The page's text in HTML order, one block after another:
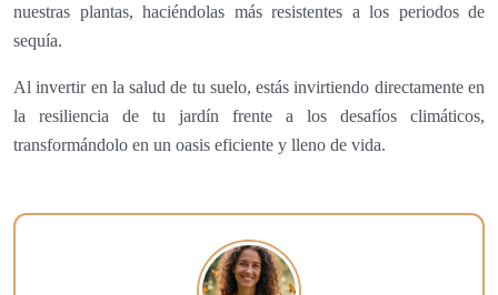
nuestras plantas, haciéndolas más resistentes a los periodos de
sequía.
Al invertir en la salud de tu suelo, estás invirtiendo directamente en
la resiliencia de tu jardín frente a los desafíos climáticos,
transformándolo en un oasis eficiente y lleno de vida.